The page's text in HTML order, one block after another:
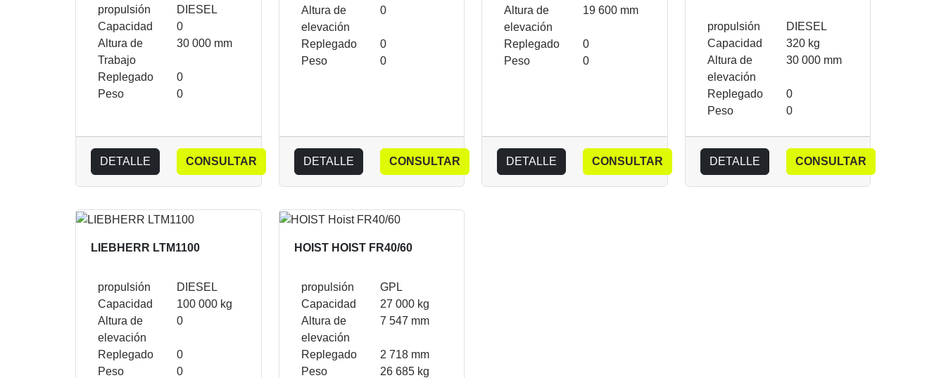
propulsión
DIESEL
Capacidad
0
Altura de
Trabajo
30 000 mm
Replegado
0
Peso
0
DETALLE CONSULTAR
Altura de
elevación
0
Replegado
0
Peso
0
DETALLE CONSULTAR
Altura de
elevación
19 600 mm
Replegado
0
Peso
0
DETALLE CONSULTAR
propulsión
DIESEL
Capacidad
320 kg
Altura de
elevación
30 000 mm
Replegado
0
Peso
0
DETALLE CONSULTAR
LIEBHERR LTM1100
propulsión
DIESEL
Capacidad
100 000 kg
Altura de
elevación
0
Replegado
0
Peso
0
HOIST HOIST FR40/60
propulsión
GPL
Capacidad
27 000 kg
Altura de
elevación
7 547 mm
Replegado
2 718 mm
Peso
26 685 kg